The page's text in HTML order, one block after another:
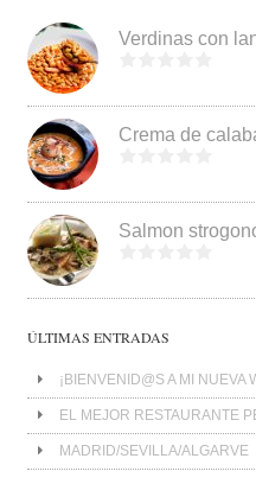
Verdinas con
Crema de
Salmon
ÚLTIMAS ENTRADAS
¡BIENVENID@S A MI NUEVA
EL MEJOR RESTAURANTE
MADRID/SEVILLA/ALGARVE